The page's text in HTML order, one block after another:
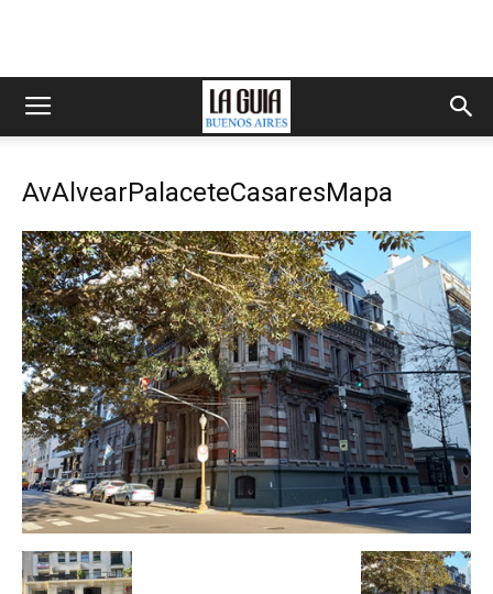
AvAlvearPalaceteCasaresMapa